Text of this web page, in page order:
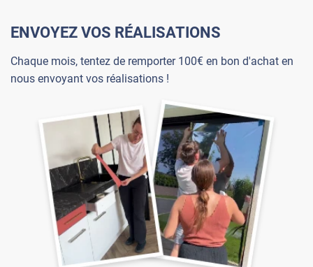
ENVOYEZ VOS RÉALISATIONS
Chaque mois, tentez de remporter 100€ en bon d'achat en
nous envoyant vos réalisations !